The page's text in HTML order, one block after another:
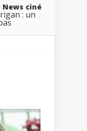
News ciné
: un